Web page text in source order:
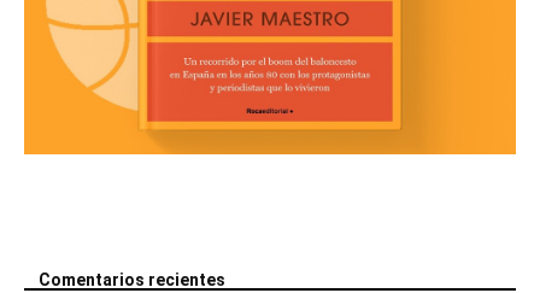
Comentarios recientes